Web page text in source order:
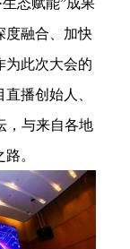
度融合、加快
为此次大会的
直播创始人、
，与来自各地
。